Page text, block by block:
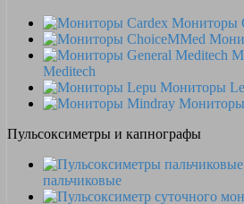
Мониторы
Meditech
Мониторы
Пульсоксиметры и капнографы
пальчиковые